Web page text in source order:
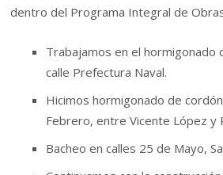
dentro del Programa Integral de
Trabajamos en el hormigonado
calle Prefectura Naval.
Hicimos hormigonado de
Febrero, entre Vicente López y
Bacheo en calles 25 de Mayo,